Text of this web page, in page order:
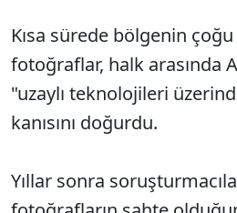
Kısa sürede bölgenin
fotoğraflar, halk arasında
"uzaylı teknolojileri
kanısını doğurdu.
Yıllar sonra